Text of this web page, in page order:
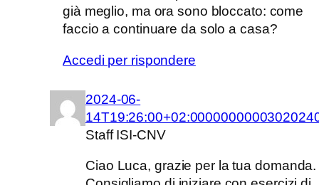
già meglio, ma ora sono bloccato: come
faccio a continuare da solo a casa?
Accedi per rispondere
2024-06-
Staff ISI-CNV
Ciao Luca, grazie per la tua domanda.